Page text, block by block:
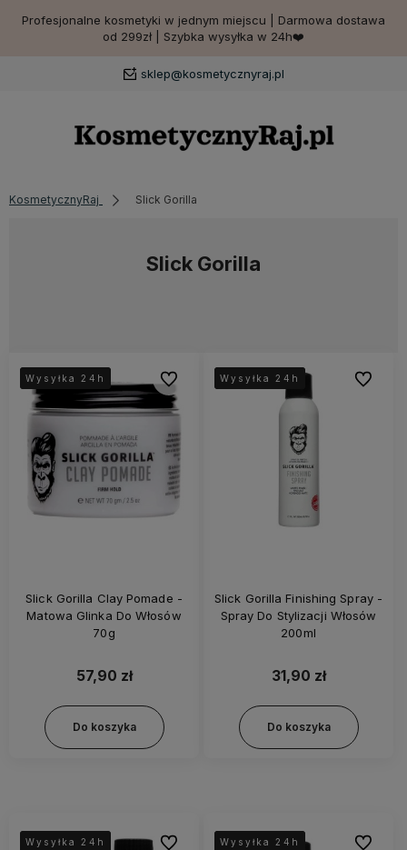
Profesjonalne kosmetyki w jednym miejscu | Darmowa dostawa
od 299zł | Szybka wysyłka w 24h❤️
sklep@kosmetycznyraj.pl
KosmetycznyRaj Slick Gorilla
Slick Gorilla
Wysyłka 24h
Wysyłka 24h
Wysyłka 24h
Slick Gorilla Clay Pomade -
Matowa Glinka Do Włosów
70g
57,90 zł
Do koszyka
Do ulubionychWysyłka 24h
Wysyłka 24h
Wysyłka 24h
Slick Gorilla Finishing Spray -
Spray Do Stylizacji Włosów
200ml
31,90 zł
Do koszyka
Do
Wysyłka 24h
Wysyłka 24h
Wysyłka 24h Do ulubionychWysyłka 24h
Wysyłka 24h
Wysyłka 24h Do